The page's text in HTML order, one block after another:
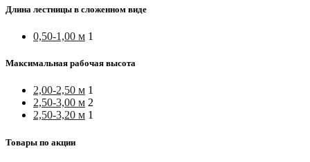
Длина лестницы в сложенном виде
0,50-1,00 м 1
Максимальная рабочая высота
2,00-2,50 м 1
2,50-3,00 м 2
2,50-3,20 м 1
Товары по акции